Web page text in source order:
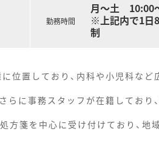
勤務時間
月～土 10:00
※上記内で1日
制
位置しており、内科や小児科など
に事務スタッフが在籍しており
箋を中心に受け付けており、地